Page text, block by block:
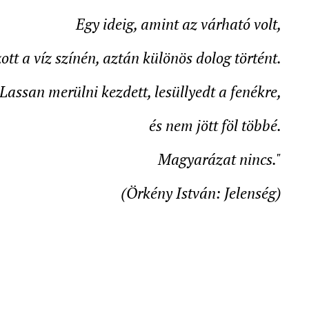
Egy ideig, amint az várható volt,
a víz színén, aztán különös dolog történt.
Lassan merülni kezdett, lesüllyedt a fenékre,
és nem jött föl többé.
Magyarázat nincs."
(Örkény István: Jelenség)